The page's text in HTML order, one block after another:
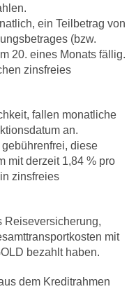
ein Teilbetrag von
(bzw.
20. eines Monats fällig.
zinsfreies
fallen monatliche
an.
diese
mit derzeit 1,84 % pro
zinsfreies
Reiseversicherung,
mit
bezahlt haben.
dem Kreditrahmen